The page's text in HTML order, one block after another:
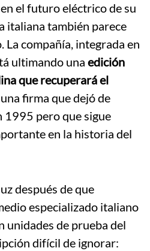
el futuro eléctrico de su
italiana también parece
La compañía, integrada en
ultimando una edición
que recuperará el
una firma que dejó de
1995 pero que sigue
en la historia del
después de que
especializado italiano
unidades de prueba del
difícil de ignorar: